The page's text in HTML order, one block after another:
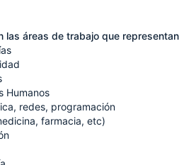
las áreas de trabajo que
Humanos
redes, programación
farmacia, etc)